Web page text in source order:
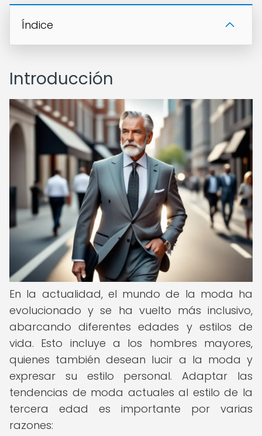
Índice
Introducción
En la actualidad, el mundo de la moda ha
evolucionado y se ha vuelto más inclusivo,
abarcando diferentes edades y estilos de
vida. Esto incluye a los hombres mayores,
quienes también desean lucir a la moda y
expresar su estilo personal. Adaptar las
tendencias de moda actuales al estilo de la
tercera edad es importante por varias
razones: